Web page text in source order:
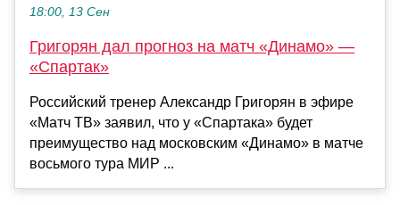
18:00, 13 Сен
Григорян дал прогноз на матч «Динамо» —
«Спартак»
Российский тренер Александр Григорян в эфире
«Матч ТВ» заявил, что у «Спартака» будет
преимущество над московским «Динамо» в матче
восьмого тура МИР ...